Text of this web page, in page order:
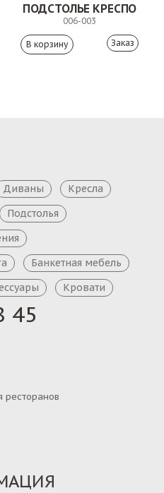
ПОДСТОЛЬЕ КРЕСПО
006-003
Заказ
45
ресторанов
Диваны
Кресла
Подстолья
Банкетная мебель
Кровати